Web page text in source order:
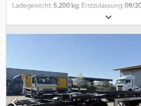
Ladegewicht: 5.200 kg, Erstzulassung:09/
25.500 mm
Reifengröße:285 / 70 R 19.5 / 8mm,
19.5 / 8mm, Betriebsgewicht:8.000 kg,